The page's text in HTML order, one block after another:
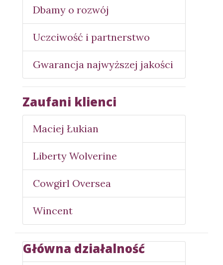
Dbamy o rozwój
Uczciwość i partnerstwo
Gwarancja najwyższej jakości
Zaufani klienci
Maciej Łukian
Liberty Wolverine
Cowgirl Oversea
Wincent
Główna działalność